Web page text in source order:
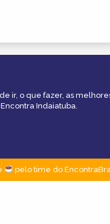
ir, o que fazer, as
Indaiatuba.
pelo time do